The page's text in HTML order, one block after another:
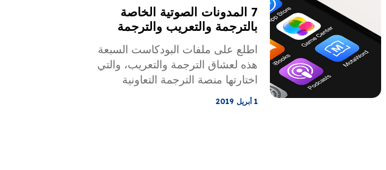
7 المدونات الصوتية الخاصة
بالترجمة والتعريب والترجمة
الفورية تستحق المراجعة
اطلع على ملفات البودكاست السبعة
هذه لعشاق الترجمة والتعريب، والتي
اختارتها منصة الترجمة التعاونية
MotaWord. 1 أبريل 2019